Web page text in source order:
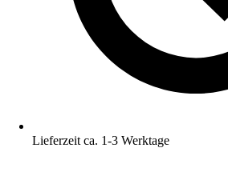
Lieferzeit ca. 1-3 Werktage